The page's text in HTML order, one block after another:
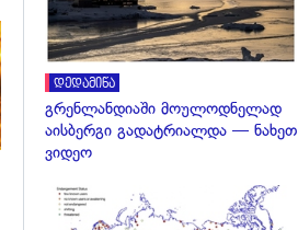
გადახედვა
დედამიწა
გრენლანდიაში მოულოდნელად
აისბერგი გადატრიალდა — ნახეთ
ვიდეო